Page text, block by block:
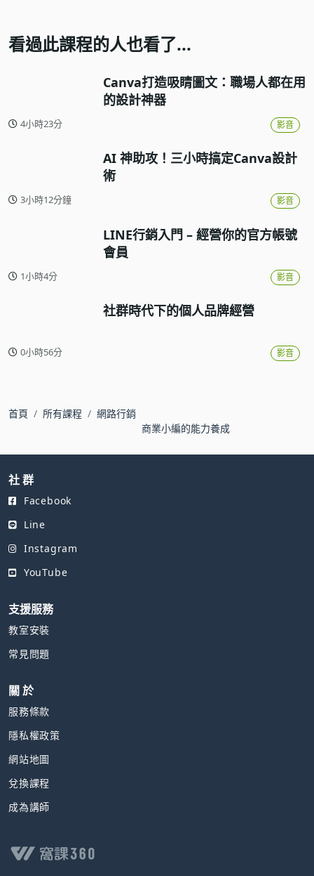
看過此課程的人也看了...
Canva打造吸睛圖文：職場人都在用
的設計神器
4小時23分 影音
AI 神助攻！三小時搞定Canva設計
術
3小時12分鐘 影音
LINE行銷入門 – 經營你的官方帳號
會員
1小時4分 影音
社群時代下的個人品牌經營
0小時56分 影音
首頁 所有課程
網路行銷
商業小編的能力養成
社 群
Facebook
Line
Instagram
YouTube
支援服務
教室安裝
常見問題
關 於
服務條款
隱私權政策
網站地圖
兌換課程
成為講師